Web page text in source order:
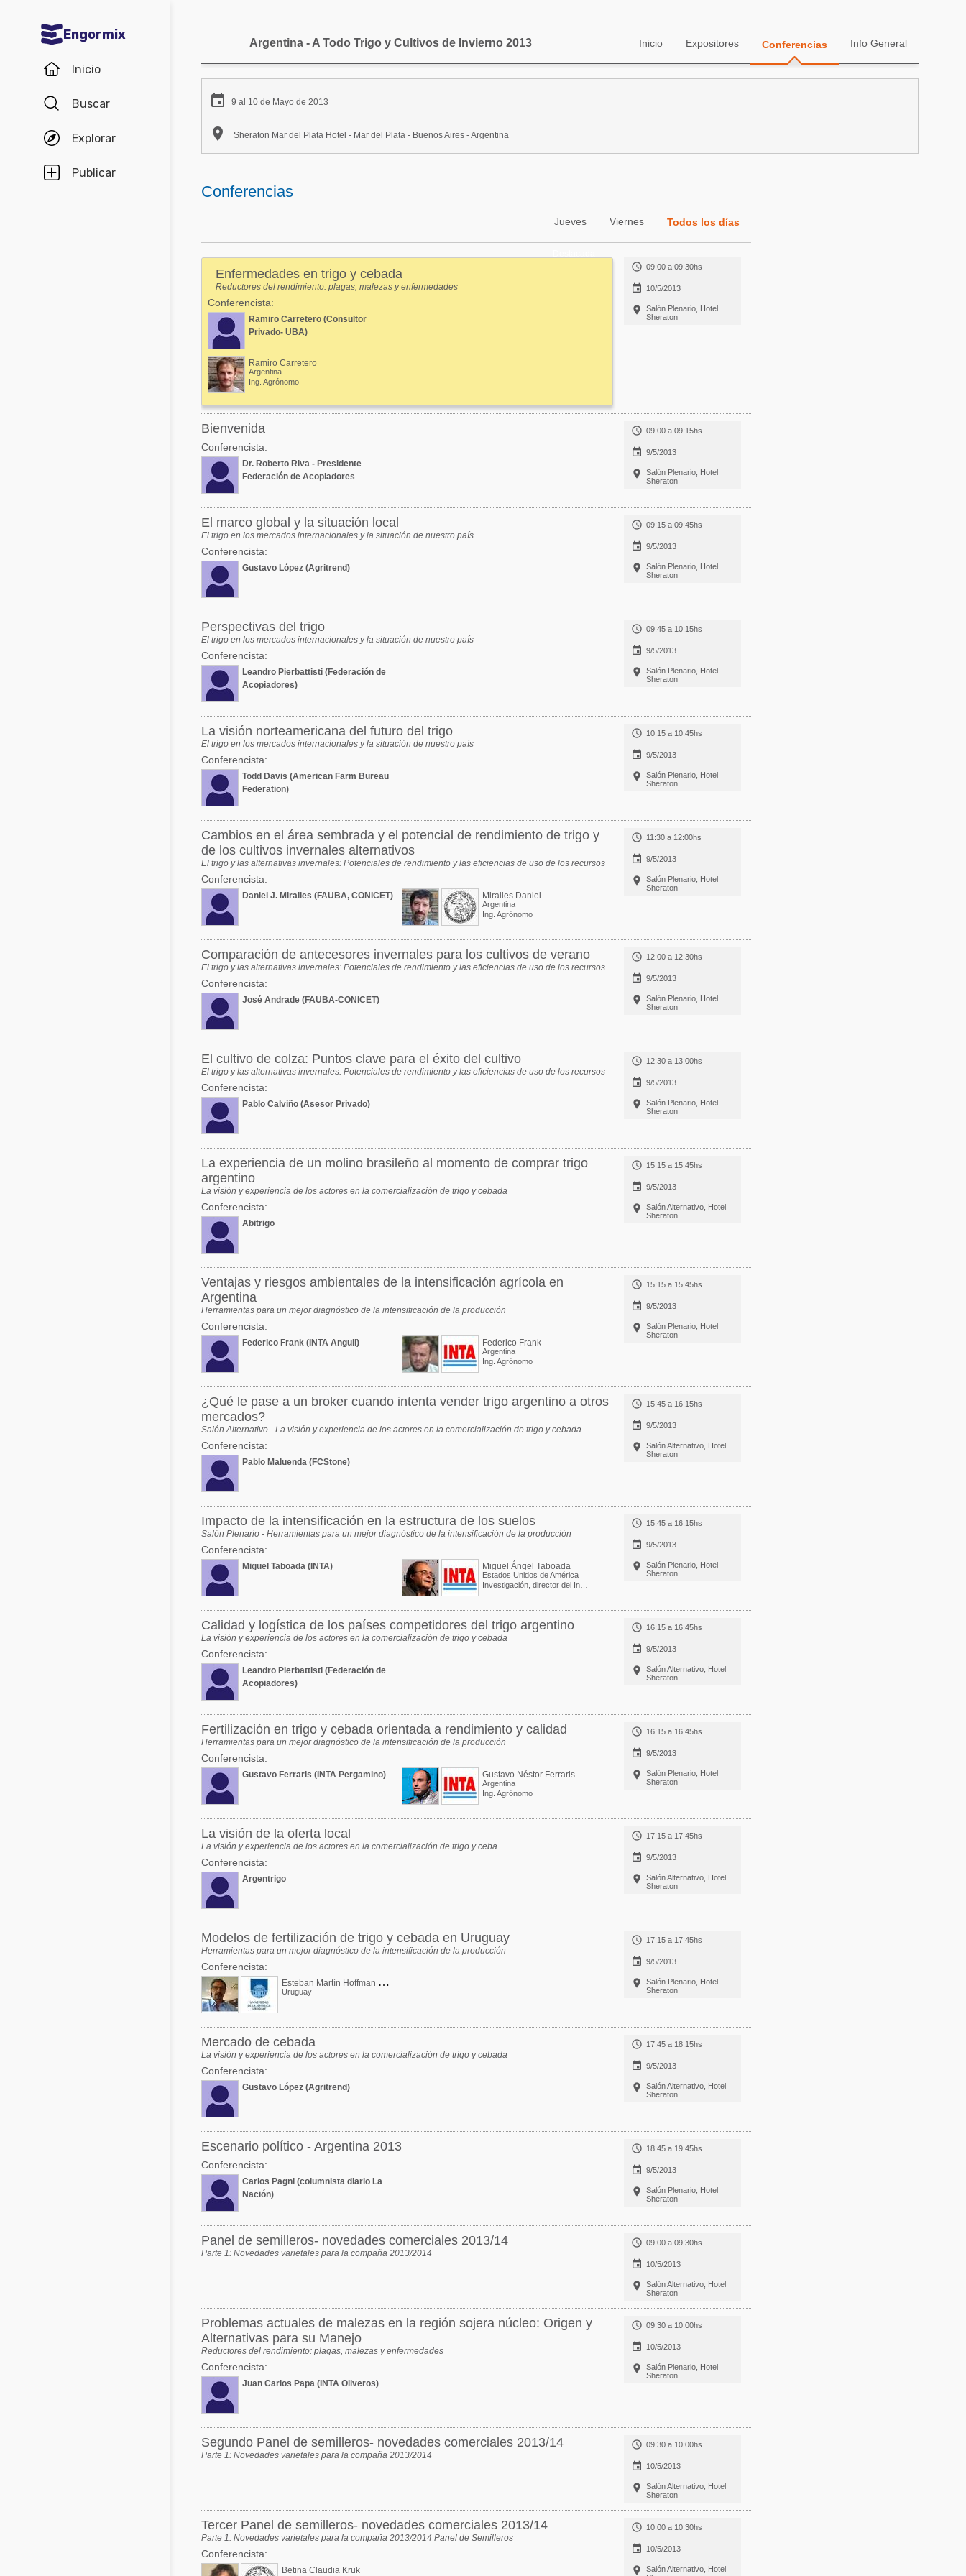
Engormix
Inicio
Buscar
Explorar
Publicar
Comunidades en español
Agricultura
Lechería
Comunidades en inglés
Acuacultura
Micotoxinas
Avicultura
Porcicultura
Lechería
Balanceados - Piensos
Comunidades en portugués
Micotoxinas
Avicultura
Porcicultura
Ganadería
Argentina - A Todo Trigo y Cultivos de Invierno 2013 Inicio Expositores Conferencias Info General
 9 al 10 de Mayo de 2013
 Sheraton Mar del Plata Hotel - Mar del Plata - Buenos Aires - Argentina
Conferencias
Jueves Viernes Todos los días
Enfermedades en trigo y cebada
Reductores del rendimiento: plagas, malezas y enfermedades
Conferencista:
Ramiro Carretero (Consultor
Privado- UBA)
Ramiro Carretero
Argentina
Ing. Agrónomo
 09:00 a 09:30hs
 10/5/2013

Salón Plenario, Hotel
Sheraton
Bienvenida
Conferencista:
Dr. Roberto Riva - Presidente
Federación de Acopiadores
 09:00 a 09:15hs
 9/5/2013

Salón Plenario, Hotel
Sheraton
El marco global y la situación local
El trigo en los mercados internacionales y la situación de nuestro país
Conferencista:
Gustavo López (Agritrend)
 09:15 a 09:45hs
 9/5/2013

Salón Plenario, Hotel
Sheraton
Perspectivas del trigo
El trigo en los mercados internacionales y la situación de nuestro país
Conferencista:
Leandro Pierbattisti (Federación de
Acopiadores)
 09:45 a 10:15hs
 9/5/2013

Salón Plenario, Hotel
Sheraton
La visión norteamericana del futuro del trigo
El trigo en los mercados internacionales y la situación de nuestro país
Conferencista:
Todd Davis (American Farm Bureau
Federation)
 10:15 a 10:45hs
 9/5/2013

Salón Plenario, Hotel
Sheraton
Cambios en el área sembrada y el potencial de rendimiento de trigo y
de los cultivos invernales alternativos
El trigo y las alternativas invernales: Potenciales de rendimiento y las eficiencias de uso de los recursos
Conferencista:
Daniel J. Miralles (FAUBA, CONICET) Miralles Daniel
Argentina
Ing. Agrónomo
 11:30 a 12:00hs
 9/5/2013

Salón Plenario, Hotel
Sheraton
Comparación de antecesores invernales para los cultivos de verano
El trigo y las alternativas invernales: Potenciales de rendimiento y las eficiencias de uso de los recursos
Conferencista:
José Andrade (FAUBA-CONICET)
 12:00 a 12:30hs
 9/5/2013

Salón Plenario, Hotel
Sheraton
El cultivo de colza: Puntos clave para el éxito del cultivo
El trigo y las alternativas invernales: Potenciales de rendimiento y las eficiencias de uso de los recursos
Conferencista:
Pablo Calviño (Asesor Privado)
 12:30 a 13:00hs
 9/5/2013

Salón Plenario, Hotel
Sheraton
La experiencia de un molino brasileño al momento de comprar trigo
argentino
La visión y experiencia de los actores en la comercialización de trigo y cebada
Conferencista:
Abitrigo
 15:15 a 15:45hs
 9/5/2013

Salón Alternativo, Hotel
Sheraton
Ventajas y riesgos ambientales de la intensificación agrícola en
Argentina
Herramientas para un mejor diagnóstico de la intensificación de la producción
Conferencista:
Federico Frank (INTA Anguil) Federico Frank
Argentina
Ing. Agrónomo
 15:15 a 15:45hs
 9/5/2013

Salón Plenario, Hotel
Sheraton
¿Qué le pase a un broker cuando intenta vender trigo argentino a otros
mercados?
Salón Alternativo - La visión y experiencia de los actores en la comercialización de trigo y cebada
Conferencista:
Pablo Maluenda (FCStone)
 15:45 a 16:15hs
 9/5/2013

Salón Alternativo, Hotel
Sheraton
Impacto de la intensificación en la estructura de los suelos
Salón Plenario - Herramientas para un mejor diagnóstico de la intensificación de la producción
Conferencista:
Miguel Taboada (INTA) Miguel Ángel Taboada
Estados Unidos de América
Investigación, director del Instituto de Suelos del INTA
 15:45 a 16:15hs
 9/5/2013

Salón Plenario, Hotel
Sheraton
Calidad y logí­stica de los paí­ses competidores del trigo argentino
La visión y experiencia de los actores en la comercialización de trigo y cebada
Conferencista:
Leandro Pierbattisti (Federación de
Acopiadores)
 16:15 a 16:45hs
 9/5/2013

Salón Alternativo, Hotel
Sheraton
Fertilización en trigo y cebada orientada a rendimiento y calidad
Herramientas para un mejor diagnóstico de la intensificación de la producción
Conferencista:
Gustavo Ferraris (INTA Pergamino) Gustavo Néstor Ferraris
Argentina
Ing. Agrónomo
 16:15 a 16:45hs
 9/5/2013

Salón Plenario, Hotel
Sheraton
La visión de la oferta local
La visión y experiencia de los actores en la comercialización de trigo y ceba
Conferencista:
Argentrigo
 17:15 a 17:45hs
 9/5/2013

Salón Alternativo, Hotel
Sheraton
Modelos de fertilización de trigo y cebada en Uruguay
Herramientas para un mejor diagnóstico de la intensificación de la producción
Conferencista:
E
steban Martín Hoffman Berasain
Uruguay
 17:15 a 17:45hs
 9/5/2013

Salón Plenario, Hotel
Sheraton
Mercado de cebada
La visión y experiencia de los actores en la comercialización de trigo y cebada
Conferencista:
Gustavo López (Agritrend)
 17:45 a 18:15hs
 9/5/2013

Salón Alternativo, Hotel
Sheraton
Escenario polí­tico - Argentina 2013
Conferencista:
Carlos Pagni (columnista diario La
Nación)
 18:45 a 19:45hs
 9/5/2013

Salón Plenario, Hotel
Sheraton
Panel de semilleros- novedades comerciales 2013/14
Parte 1: Novedades varietales para la compaña 2013/2014
 09:00 a 09:30hs
 10/5/2013

Salón Alternativo, Hotel
Sheraton
Problemas actuales de malezas en la región sojera núcleo: Origen y
Alternativas para su Manejo
Reductores del rendimiento: plagas, malezas y enfermedades
Conferencista:
Juan Carlos Papa (INTA Oliveros)
 09:30 a 10:00hs
 10/5/2013

Salón Plenario, Hotel
Sheraton
Segundo Panel de semilleros- novedades comerciales 2013/14
Parte 1: Novedades varietales para la compaña 2013/2014
 09:30 a 10:00hs
 10/5/2013

Salón Alternativo, Hotel
Sheraton
Tercer Panel de semilleros- novedades comerciales 2013/14
Parte 1: Novedades varietales para la compaña 2013/2014 Panel de Semilleros
Conferencista:
Betina Claudia Kruk
 10:00 a 10:30hs
 10/5/2013

Salón Alternativo, Hotel